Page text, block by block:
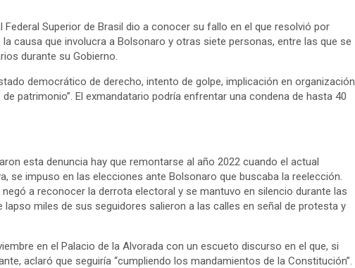
Superior de Brasil dio a conocer su fallo en el que resolvió por
causa que involucra a Bolsonaro y otras siete personas, entre las que se
durante su Gobierno.
democrático de derecho, intento de golpe, implicación en organización
patrimonio”. El exmandatario podría enfrentar una condena de hasta 40
esta denuncia hay que remontarse al año 2022 cuando el actual
se impuso en las elecciones ante Bolsonaro que buscaba la reelección.
a reconocer la derrota electoral y se mantuvo en silencio durante las
miles de sus seguidores salieron a las calles en señal de protesta y
en el Palacio de la Alvorada con un escueto discurso en el que, si
aclaró que seguiría “cumpliendo los mandamientos de la Constitución”.